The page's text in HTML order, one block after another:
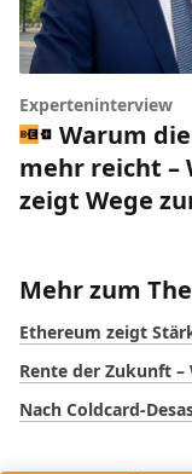
Experteninterview
Warum
mehr reicht –
zeigt Wege
Mehr zum
Ethereum zeigt
Rente der Zukunft
Nach Coldcard-